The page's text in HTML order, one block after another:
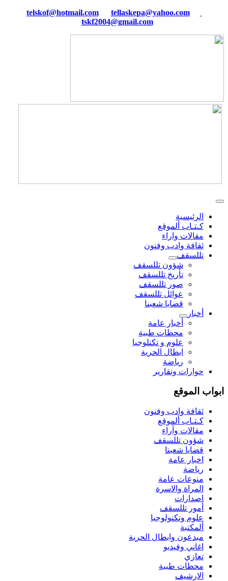
tellaskepa@yahoo.com
tskf2004@gmail.com
الرئيسية
كـتـاب ألموقع
مقالات واراء
ثقافة وادب وفنون
تللسقف
شؤون تللسقف
تأريخ تللسقف
صور تللسقف
عوائل تللسقف
قضايا شعبنا
أخبار
أخبار عامة
محطات طبية
علوم و تکنلوجیا
ابطال الحرية
رياضة
حوارات وتقارير
ابواب الموقع
ثقافة وادب وفنون
كـتـاب ألموقع
مقالات وآراء
شؤون تللسقف
قضايا شعبنا
اخبار عامة
رياضة
منوعات عامة
المراة والاسرة
اصدارات
أمور تللسقف
علوم وتكنولوجيا
ألمكتبة
مبدعون وابطال الحرية
اغاني وفيديو
تعازي
محطات طبية
الارشيف